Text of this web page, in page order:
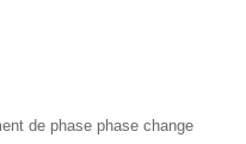
de phase phase change